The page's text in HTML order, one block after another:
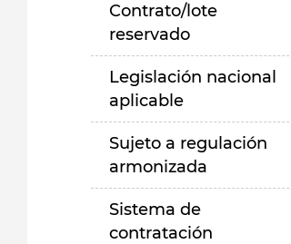
Contrato/lote
reservado
Legislación nacional
aplicable
Sujeto a regulación
armonizada
Sistema de
contratación